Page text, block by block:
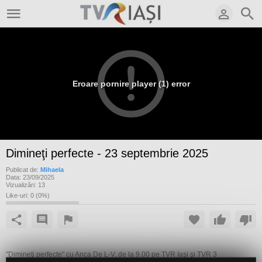
Eroare pornire player (1) error
Dimineţi perfecte - 23 septembrie 2025
Publicat de: Mihaela
Data: 23/09/2025
Vizualizări: 13
Like-uri: 0 (0%)
"Dimineţi perfecte" cu Anca De L-V, de la 9.00 pe TVR Iaşi şi TVR 3